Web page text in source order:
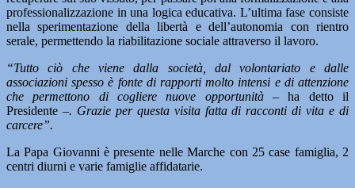
professionalizzazione in una logica educativa. L’ultima fase consiste
nella sperimentazione della libertà e dell’autonomia con rientro
serale, permettendo la riabilitazione sociale attraverso il lavoro.
“Tutto ciò che viene dalla società, dal volontariato e dalle
associazioni spesso è fonte di rapporti molto intensi e di attenzione
che permettono di cogliere nuove opportunità –ha detto il
Presidente –. Grazie per questa visita fatta di racconti di vita e di
carcere”.
La Papa Giovanni è presente nelle Marche con 25 case famiglia, 2
centri diurni e varie famiglie affidatarie.